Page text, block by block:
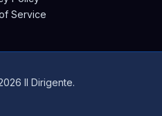
Service
Il Dirigente.